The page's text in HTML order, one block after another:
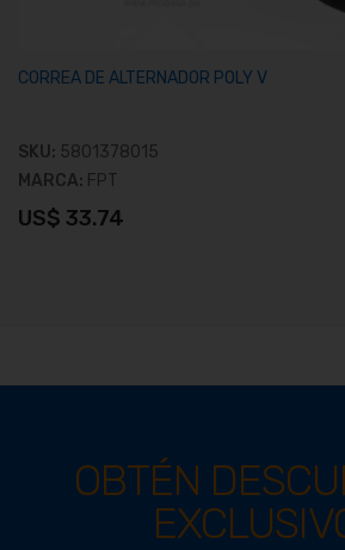
Ver producto
CORREA DE ALTERNADOR POLY V
SKU: 5801378015
MARCA: FPT
US$ 33.74
OBTÉN